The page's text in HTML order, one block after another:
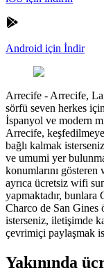
Android için İndir
Arrecife - Arrecife,
sörfü seven herkes
İspanyol ve modern
Arrecife,
bağlı kalmak
ve umumi yer
konumlarını
ayrıca ücretsiz wifi
yapmaktadır, bunlara
Charco de San Gines
isterseniz, iletişimde
çevrimiçi paylaşmak
Yakınında